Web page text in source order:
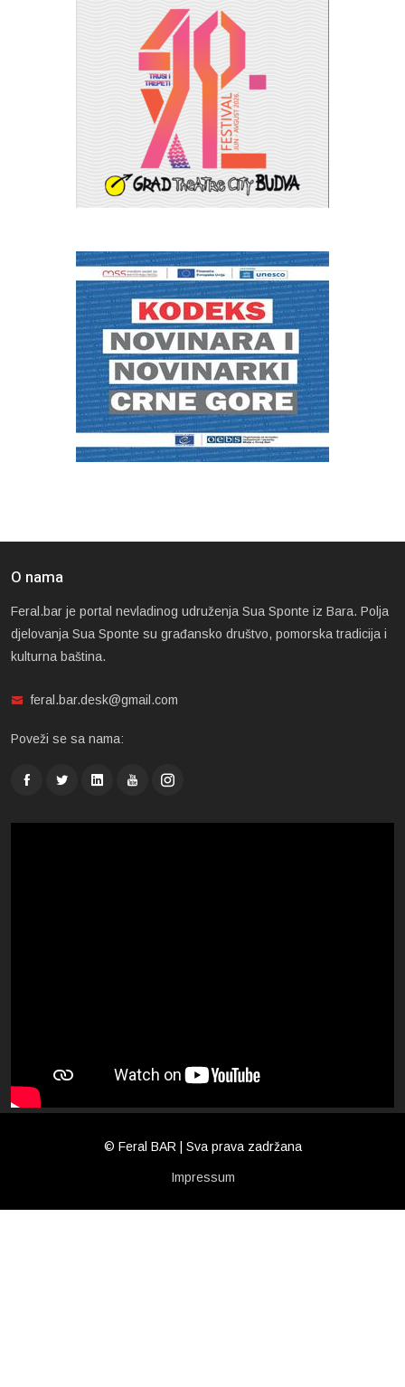
O nama
Feral.bar je portal nevladinog udruženja Sua Sponte iz Bara. Polja
djelovanja Sua Sponte su građansko društvo, pomorska tradicija i
kulturna baština.
feral.bar.desk@gmail.com
Poveži se sa nama:
© Feral BAR | Sva prava zadržana
Impressum